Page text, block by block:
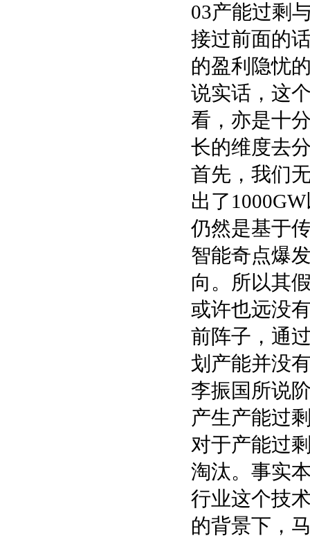
03产能过剩
接过前面的
的盈利隐忧
说实话，这
看，亦是十
长的维度去
首先，我们
出了
仍然是基于
智能奇点爆
向。所以其
或许也远没
前阵子，通
划产能并没
李振国所说
产生产能过
对于产能过
淘汰。事实
行业这个技
的背景下，